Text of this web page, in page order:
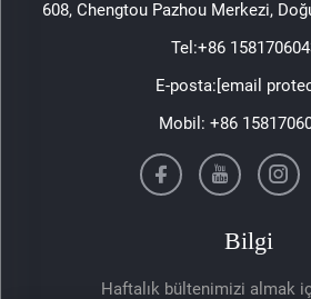
608, Chengtou Pazhou Merkezi,
Tel:+86
E-posta:[email
Mobil: +86
Bilgi
Haftalık bültenimizi almak